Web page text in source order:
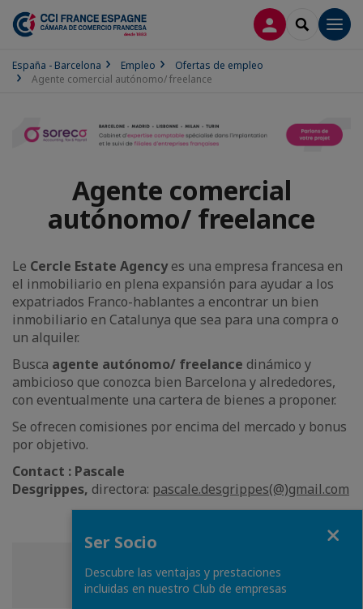
CONECTARSE
SEARCH
España - Barcelona Empleo
Ofertas de empleo
Agente comercial autónomo/ freelance
Agente comercial
autónomo/ freelance
Le Cercle Estate Agencyes una empresa francesa en
el inmobiliario en plena expansión para ayudar a los
expatriados Franco-hablantes a encontrar un bien
inmobiliario en Catalunya que sea para una compra o
un alquiler.
Busca agente autónomo/ freelance dinámico y
ambicioso que conozca bien Barcelona y alrededores,
con eventualmente una cartera de bienes a proponer.
Se ofrecen comisiones por encima del mercado y bonus
por objetivo.
Contact : Pascale
Desgrippes, directora: pascale.desgrippes(@)gmail.com
Share this page
Share
on
Share
on
Share
on
Ser Socio
Descubre las ventajas y prestaciones
incluidas en nuestro Club de empresas